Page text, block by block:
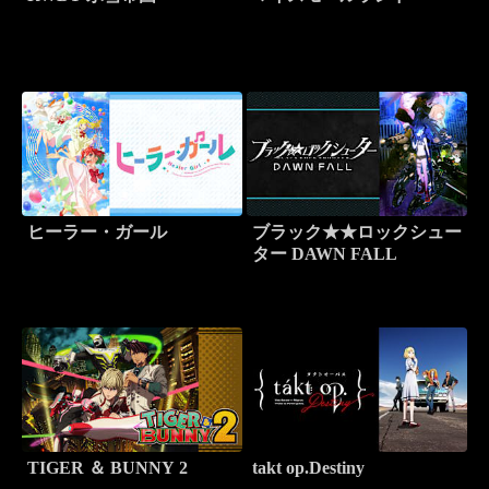
ヒーラー・ガール
ブラック★★ロックシュー
ター DAWN FALL
TIGER ＆ BUNNY 2 takt op.Destiny